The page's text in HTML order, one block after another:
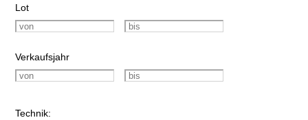
Lot
Verkaufsjahr
Technik: